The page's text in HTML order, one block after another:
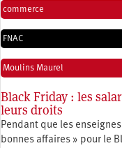
commerce
FNAC
Moulins Maurel
Black Friday : les
leurs droits
Pendant que les
bonnes affaires » pour le